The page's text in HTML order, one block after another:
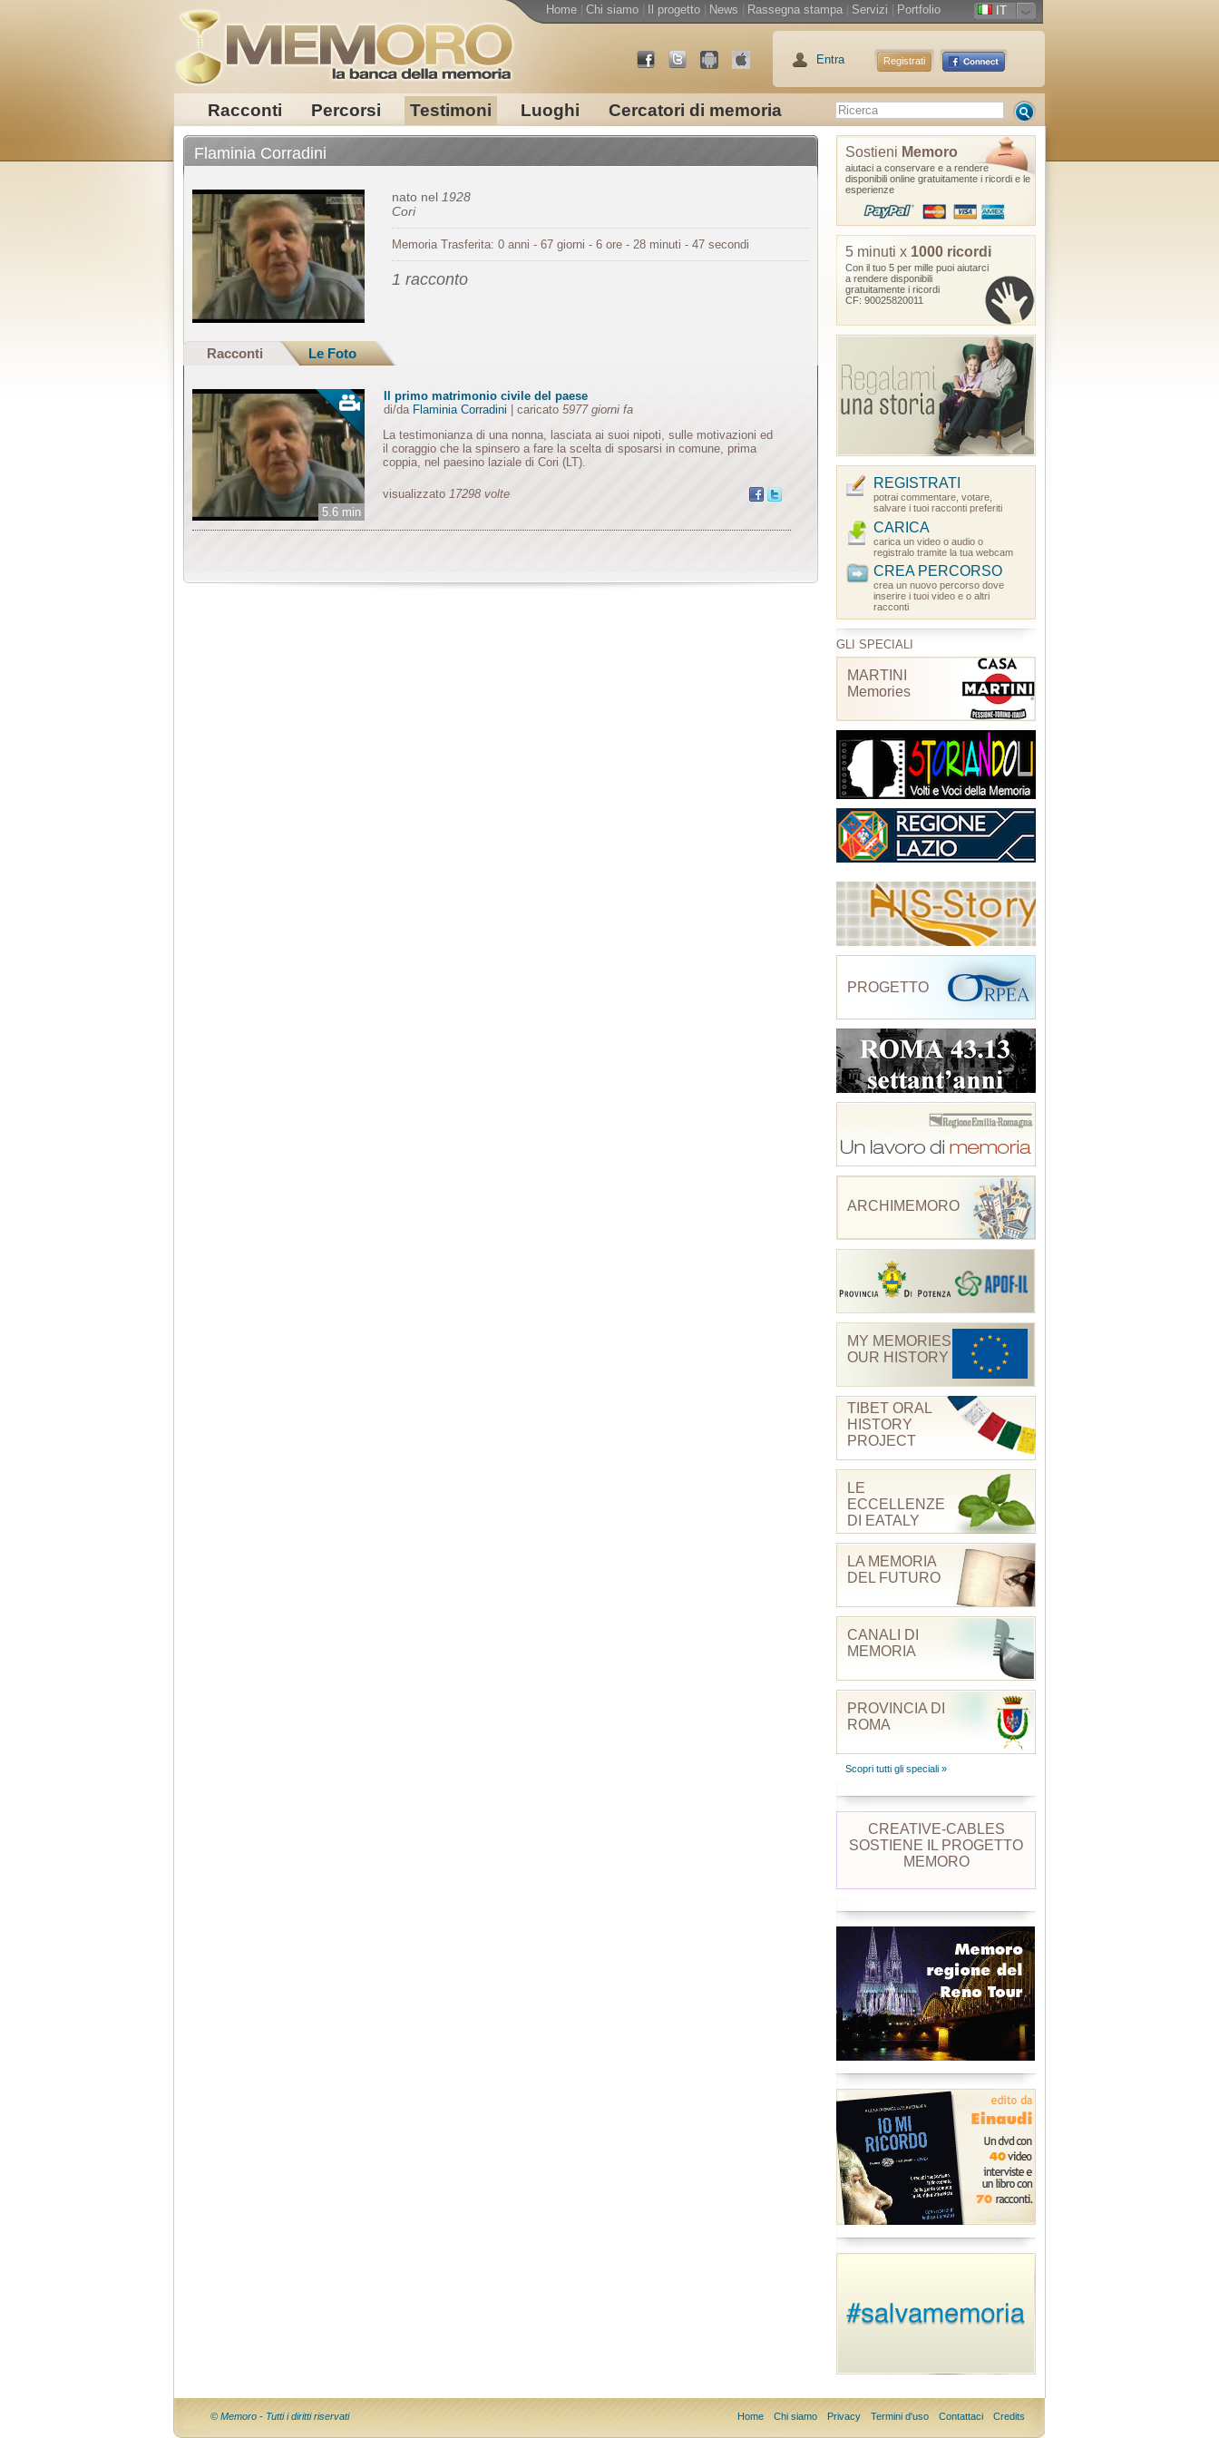
Racconti Percorsi Testimoni Luoghi Cercatori di memoria
Home Chi siamo Il progetto News Rassegna stampa Servizi Portfolio IT
Entra Registrati
Flaminia Corradini
nato nel 1928
Cori
Memoria Trasferita: 0 anni - 67 giorni - 6 ore - 28 minuti - 47 secondi
1 racconto
Racconti Le Foto
5.6 min
Il primo matrimonio civile del paese
di/da Flaminia Corradini | caricato 5977 giorni fa
La testimonianza di una nonna, lasciata ai suoi nipoti, sulle motivazioni ed
il coraggio che la spinsero a fare la scelta di sposarsi in comune, prima
coppia, nel paesino laziale di Cori (LT).
visualizzato 17298 volte
Sostieni Memoro
aiutaci a conservare e a rendere
disponibili online gratuitamente i ricordi e le
esperienze
5 minuti x 1000 ricordi
Con il tuo 5 per mille puoi aiutarci
a rendere disponibili
gratuitamente i ricordi
CF: 90025820011
REGISTRATI
potrai commentare, votare,
salvare i tuoi racconti preferiti
CARICA
carica un video o audio o
registralo tramite la tua webcam
CREA PERCORSO
crea un nuovo percorso dove
inserire i tuoi video e o altri
racconti
GLI SPECIALI
MARTINI
Memories
PROGETTO
ARCHIMEMORO
MY MEMORIES
OUR HISTORY
TIBET ORAL
HISTORY
PROJECT
LE
ECCELLENZE
DI EATALY
LA MEMORIA
DEL FUTURO
CANALI DI
MEMORIA
PROVINCIA DI
ROMA
Scopri tutti gli speciali »
CREATIVE-CABLES
SOSTIENE IL PROGETTO
MEMORO
© Memoro - Tutti i diritti riservati Home Chi siamo Privacy Termini d'uso Contattaci Credits